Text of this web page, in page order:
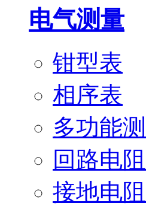
电气测量
钳型表
相序表
多功能
回路电
接地电